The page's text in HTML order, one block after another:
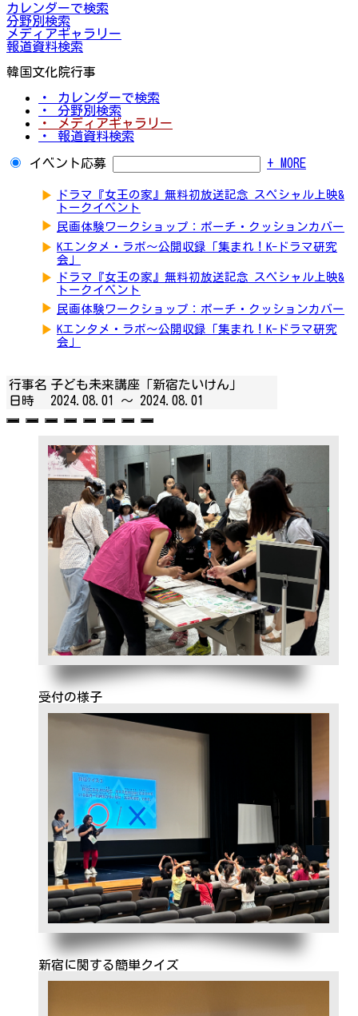
カレンダーで検索
分野別検索
メディアギャラリー
報道資料検索
韓国文化院行事
・ カレンダーで検索
・ 分野別検索
・ メディアギャラリー
・ 報道資料検索
イベント応募 + MORE
▶
ドラマ『女王の家』無料初放送記念 スペシャル上映&
トークイベント
▶ 民画体験ワークショップ：ポーチ・クッションカバー
▶ Kエンタメ・ラボ～公開収録「集まれ！K-ドラマ研究
会」
▶
ドラマ『女王の家』無料初放送記念 スペシャル上映&
トークイベント
▶ 民画体験ワークショップ：ポーチ・クッションカバー
▶ Kエンタメ・ラボ～公開収録「集まれ！K-ドラマ研究
会」
行事名 子ども未来講座「新宿たいけん」
日時
2024.08.01 ～ 2024.08.01
受付の様子
新宿に関する簡単クイズ